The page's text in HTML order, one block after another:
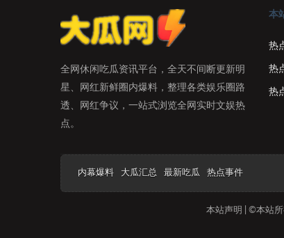
全网休闲吃瓜资讯平台，全天不间断更新明
星、网红新鲜圈内爆料，整理各类娱乐圈路
透、网红争议，一站式浏览全网实时文娱热
点。
本
热
热
热
内幕爆料 大瓜汇总 最新吃瓜 热点事件
本站声明 | ©本站